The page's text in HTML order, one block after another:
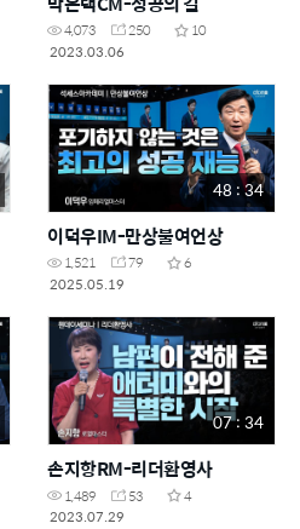
4,073 250
10
2023.03.06
48 : 34
이덕우IM-만상불여언상
1,521 79
6
2025.05.19
07 : 34
손지항RM-리더환영사
1,489 53
4
2023.07.29